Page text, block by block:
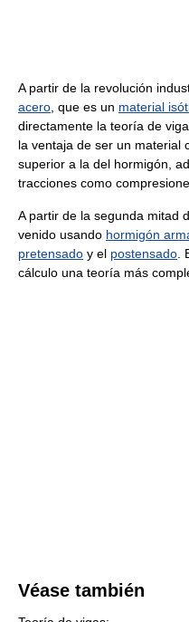
A partir de la revolución
acero , que es un material
directamente la teoría de
la ventaja de ser un material
superior a la del hormigón,
tracciones como
A partir de la segunda mitad
venido usando hormigón
pretensado y el postensado
cálculo una teoría más
Véase también